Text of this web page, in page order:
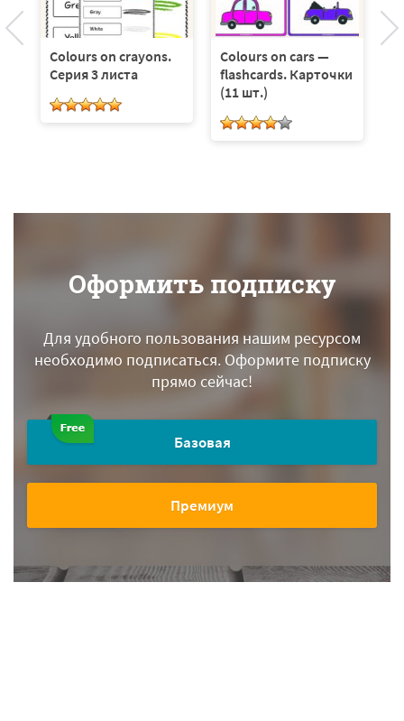
Colours on crayons.
Серия 3 листа
Colours on cars —
flashcards. Карточки
(11 шт.)
Оформить подписку
Для удобного пользования нашим ресурсом
необходимо подписаться.Оформите подписку
прямо сейчас!
Базовая
Премиум